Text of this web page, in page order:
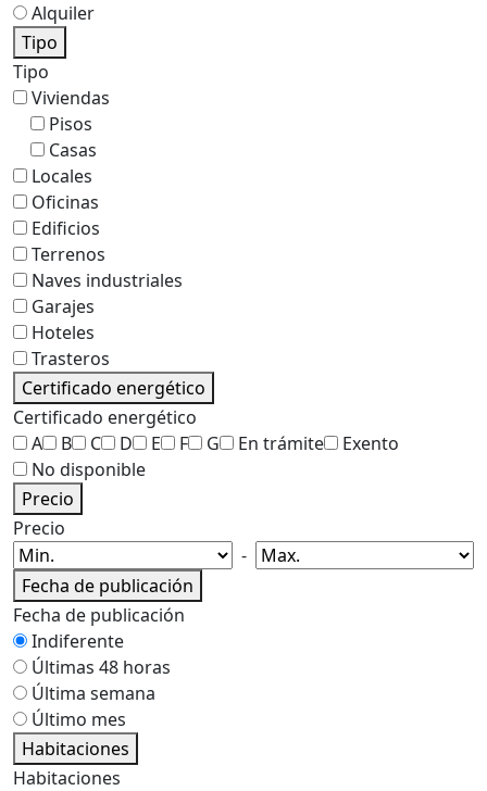
Alquiler
Tipo
Tipo
Viviendas
Pisos
Casas
Locales
Oficinas
Edificios
Terrenos
Naves industriales
Garajes
Hoteles
Trasteros
Certificado energético
Certificado energético
A
B C D E F G En trámite
Exento
No disponible
Precio
Precio
-
Fecha de publicación
Fecha de publicación
Indiferente
Últimas 48 horas
Última semana
Último mes
Habitaciones
Habitaciones